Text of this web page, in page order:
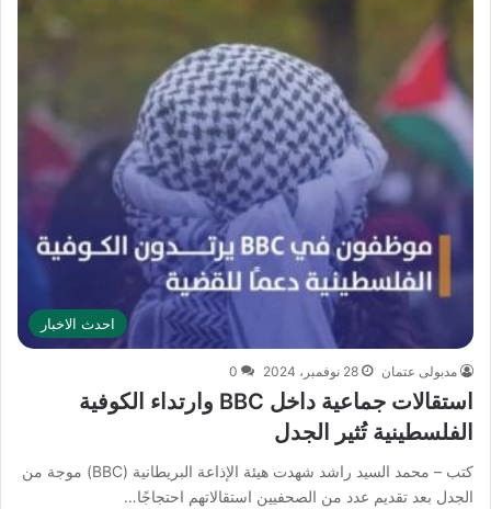
احدث الاخبار
مدبولى عتمان 28 نوفمبر، 2024 0
استقالات جماعية داخل BBC وارتداء الكوفية
الفلسطينية تُثير الجدل
كتب – محمد السيد راشد شهدت هيئة الإذاعة البريطانية (BBC) موجة من
الجدل بعد تقديم عدد من الصحفيين استقالاتهم احتجاجًا…